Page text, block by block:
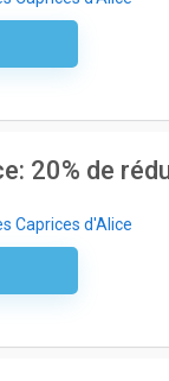
20% de
Caprices d'Alice